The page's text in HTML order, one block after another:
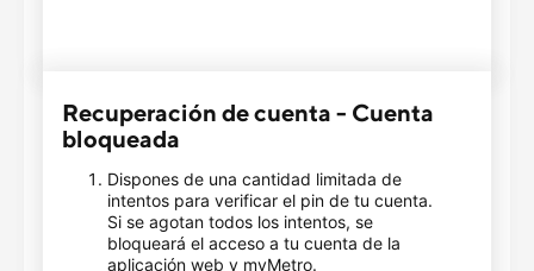
Recuperación de cuenta - Cuenta
bloqueada
Dispones de una cantidad limitada de
intentos para verificar el pin de tu cuenta.
Si se agotan todos los intentos, se
bloqueará el acceso a tu cuenta de la
aplicación web y myMetro.